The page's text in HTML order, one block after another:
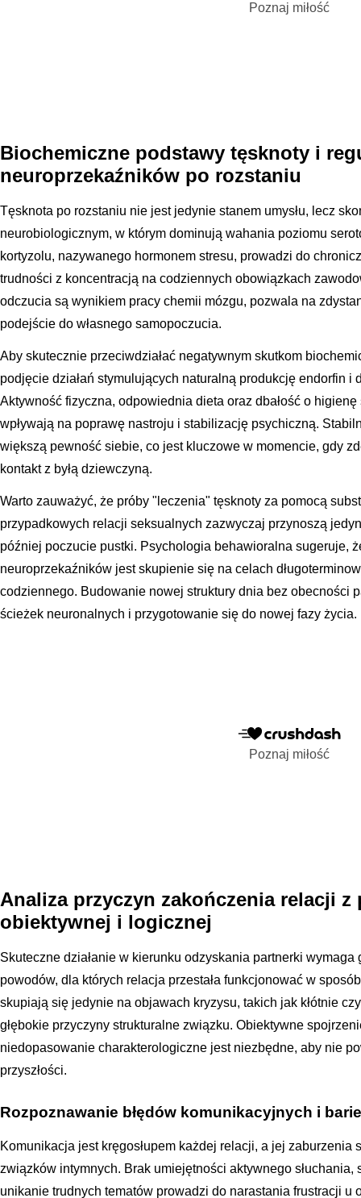
Poznaj miłość
Biochemiczne podstawy tęsknoty i
neuroprzekaźników po rozstaniu
Tęsknota po rozstaniu nie jest jedynie stanem umysłu, lecz
neurobiologicznym, w którym dominują wahania poziomu
kortyzolu, nazywanego hormonem stresu, prowadzi do
trudności z koncentracją na codziennych obowiązkach
odczucia są wynikiem pracy chemii mózgu, pozwala na
podejście do własnego samopoczucia.
Aby skutecznie przeciwdziałać negatywnym skutkom
podjęcie działań stymulujących naturalną produkcję endorfin i
Aktywność fizyczna, odpowiednia dieta oraz dbałość o
wpływają na poprawę nastroju i stabilizację psychiczną.
większą pewność siebie, co jest kluczowe w momencie, gdy
kontakt z byłą dziewczyną.
Warto zauważyć, że próby "leczenia" tęsknoty za pomocą
przypadkowych relacji seksualnych zazwyczaj przynoszą
później poczucie pustki. Psychologia behawioralna sugeruje,
neuroprzekaźników jest skupienie się na celach
codziennego. Budowanie nowej struktury dnia bez obecności
ścieżek neuronalnych i przygotowanie się do nowej fazy życia.
Poznaj miłość
Analiza przyczyn zakończenia relacji z
obiektywnej i logicznej
Skuteczne działanie w kierunku odzyskania partnerki
powodów, dla których relacja przestała funkcjonować w
skupiają się jedynie na objawach kryzysu, takich jak kłótnie
głębokie przyczyny strukturalne związku. Obiektywne
niedopasowanie charakterologiczne jest niezbędne, aby nie
przyszłości.
Rozpoznawanie błędów komunikacyjnych i
Komunikacja jest kręgosłupem każdej relacji, a jej zaburzenia
związków intymnych. Brak umiejętności aktywnego
unikanie trudnych tematów prowadzi do narastania frustracji u